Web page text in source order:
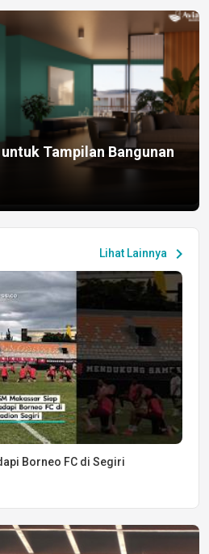
Tampilan Bangunan
Lihat Lainnya chevron_right
Borneo FC di Segiri